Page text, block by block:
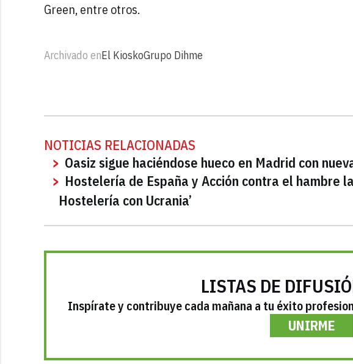
Green, entre otros.
Archivado enEl KioskoGrupo Dihme
NOTICIAS RELACIONADAS
Oasiz sigue haciéndose hueco en Madrid con
Hostelería de España y Acción contra el hambre
Hostelería con Ucrania’
LISTAS DE
Inspírate y contribuye cada mañana a tu éxito
UNIRME